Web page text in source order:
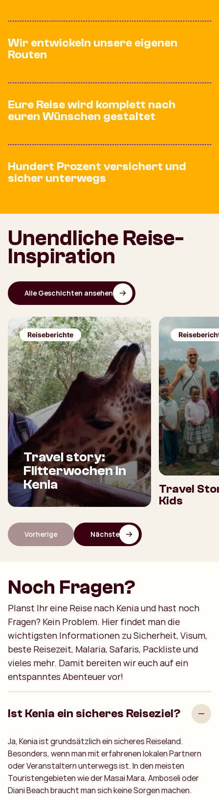
Wir entwickeln unsere eigenen
Routen
Eure Reise wird komplett nach
euren Wünschen gestaltet
Hundert Prozent versichert und
sicher unterwegs
Unendliche Reise-
Inspiration
Alle Geschichten ansehen
Reiseberichte
Travel story:
Flitterwochen in
Kenia
Travel
Kids
Vorherige Nächste
Noch Fragen?
Planst Ihr eine Reise nach Kenia und hast noch
Fragen? Kein Problem. Hier findet man die
wichtigsten Informationen zu Sicherheit, Visum,
beste Reisezeit, Malaria, Safaris, Packliste und
vieles mehr. Damit bereiten wir euch auf ein
entspanntes Abenteuer vor!
Ist Kenia ein sicheres Reiseziel?
Ja, Kenia ist grundsätzlich ein sicheres Reiseland.
Besonders, wenn man mit erfahrenen lokalen Partnern
oder Veranstaltern unterwegs ist. In den meisten
Touristengebieten wie der Masai Mara, Amboseli oder
Diani Beach braucht man sich keine Sorgen machen.